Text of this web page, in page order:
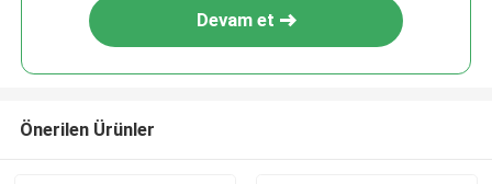
Devam et
Önerilen Ürünler